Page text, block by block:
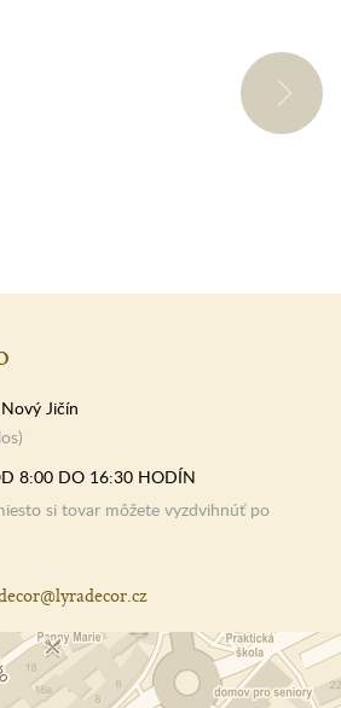
Jičín
8:00 DO 16:30 HODÍN
si tovar môžete vyzdvihnúť po